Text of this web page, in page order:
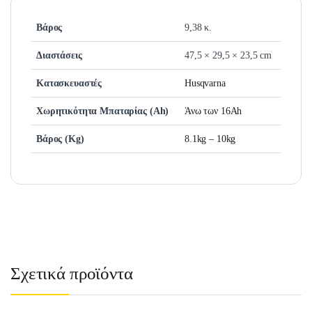
Βάρος 9,38 κ.
Διαστάσεις 47,5 × 29,5 × 23,5 cm
Κατασκευαστές Husqvarna
Χωρητικότητα Μπαταρίας (Ah) Άνω των 16Ah
Βάρος (Kg) 8.1kg – 10kg
Σχετικά προϊόντα